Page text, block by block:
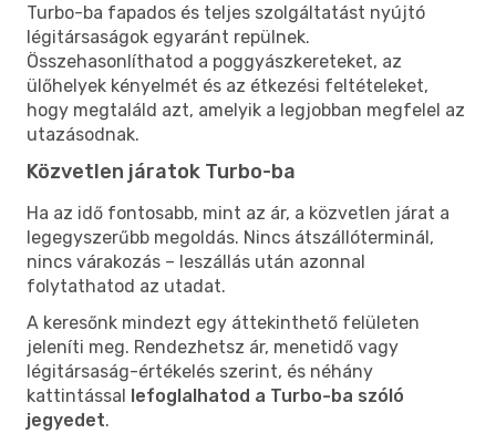
Turbo-ba fapados és teljes szolgáltatást nyújtó
légitársaságok egyaránt repülnek.
Összehasonlíthatod a poggyászkereteket, az
ülőhelyek kényelmét és az étkezési feltételeket,
hogy megtaláld azt, amelyik a legjobban megfelel az
utazásodnak.
Közvetlen járatok Turbo-ba
Ha az idő fontosabb, mint az ár, a közvetlen járat a
legegyszerűbb megoldás. Nincs átszállóterminál,
nincs várakozás – leszállás után azonnal
folytathatod az utadat.
A keresőnk mindezt egy áttekinthető felületen
jeleníti meg. Rendezhetsz ár, menetidő vagy
légitársaság-értékelés szerint, és néhány
kattintással lefoglalhatod a Turbo-ba szóló
jegyedet.